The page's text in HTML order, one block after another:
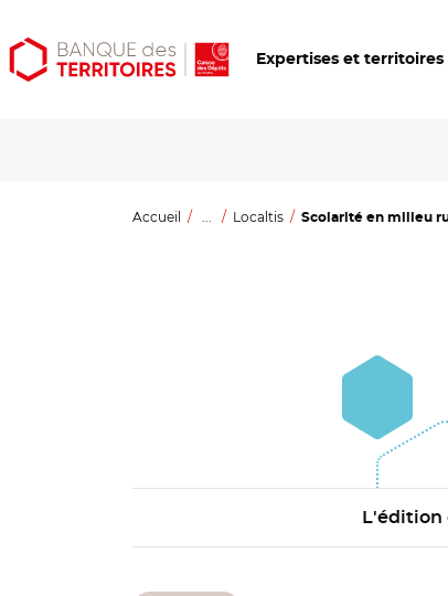
Aller
au
Aller
au
Ouvrir
les
Expertises et territoires
Accueil ... Localtis Scolarité en milieu
L'édition